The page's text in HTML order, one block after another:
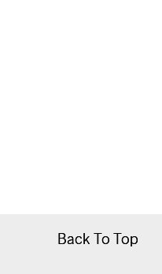
Back To Top
Back To Top